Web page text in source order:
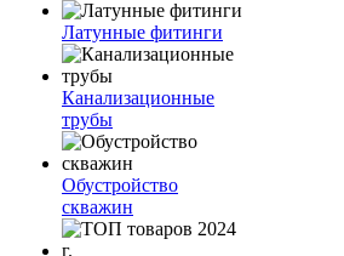
Латунные фитинги
Канализационные
трубы
Обустройство
скважин